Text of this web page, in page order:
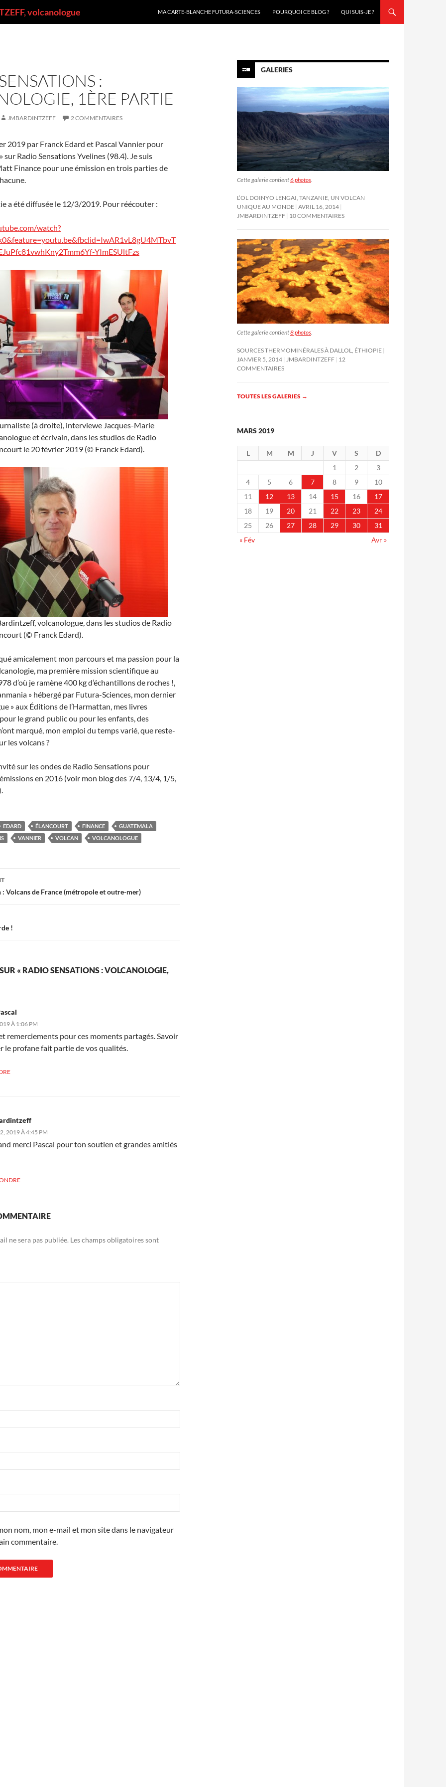
volcanologue
MA CARTE-BLANCHE FUTURA-SCIENCES
POURQUOI CE BLOG ? QUI SUIS-JE ?
:
1ÈRE PARTIE
JMBARDINTZEFF 2 COMMENTAIRES
2019 par Franck Edard et Pascal Vannier pour
sur Radio Sensations Yvelines (98.4). Je suis
Finance pour une émission en trois parties de
a été diffusée le 12/3/2019. Pour réécouter :
watch?
YImESUltFzs
(à droite), interviewe Jacques-Marie
et écrivain, dans les studios de Radio
le 20 février 2019 (© Franck Edard).
volcanologue, dans les studios de Radio
(© Franck Edard).
amicalement mon parcours et ma passion pour la
ma première mission scientifique au
d’où je ramène 400 kg d’échantillons de roches !,
» hébergé par Futura-Sciences, mon dernier
» aux Éditions de l’Harmattan, mes livres
le grand public ou pour les enfants, des
marqué, mon emploi du temps varié, que reste-
les volcans ?
sur les ondes de Radio Sensations pour
en 2016 (voir mon blog des 7/4, 13/4, 1/5,
EDARD ÉLANCOURT FINANCE
GUATEMALA
VANNIER VOLCAN VOLCANOLOGUE
: Volcans de France (métropole et outre-mer)
!
« RADIO SENSATIONS : VOLCANOLOGIE,
À 1:06 PM
remerciements pour ces moments partagés. Savoir
le profane fait partie de vos qualités.
2019 À 4:45 PM
merci Pascal pour ton soutien et grandes amitiés
ne sera pas publiée. Les champs obligatoires sont
nom, mon e-mail et mon site dans le navigateur
commentaire.
GALERIES
Cette galerie contient6 photos.
L’OL DOINYO LENGAI, TANZANIE, UN VOLCAN
UNIQUE AU MONDE AVRIL 16, 2014
JMBARDINTZEFF 10 COMMENTAIRES
Cette galerie contient8 photos
SOURCES THERMOMINÉRALES À DALLOL, ÉTHIOPIE
JANVIER 5, 2014
JMBARDINTZEFF 12
COMMENTAIRES
TOUTES LES GALERIES →
MARS 2019
L M M J V S
D
1
2
3
4
5 6 7 8 9
10
11
12 13 14 15 16
17
18
19 20 21 22 23
24
25
26 27 28 29 30
31
« Fév
Avr »